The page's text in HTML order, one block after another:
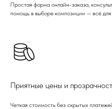
Простая форма онлайн-заказа,
помощь в выборе композиции — всё для
Приятные цены и
Четкая стоимость без скрытых